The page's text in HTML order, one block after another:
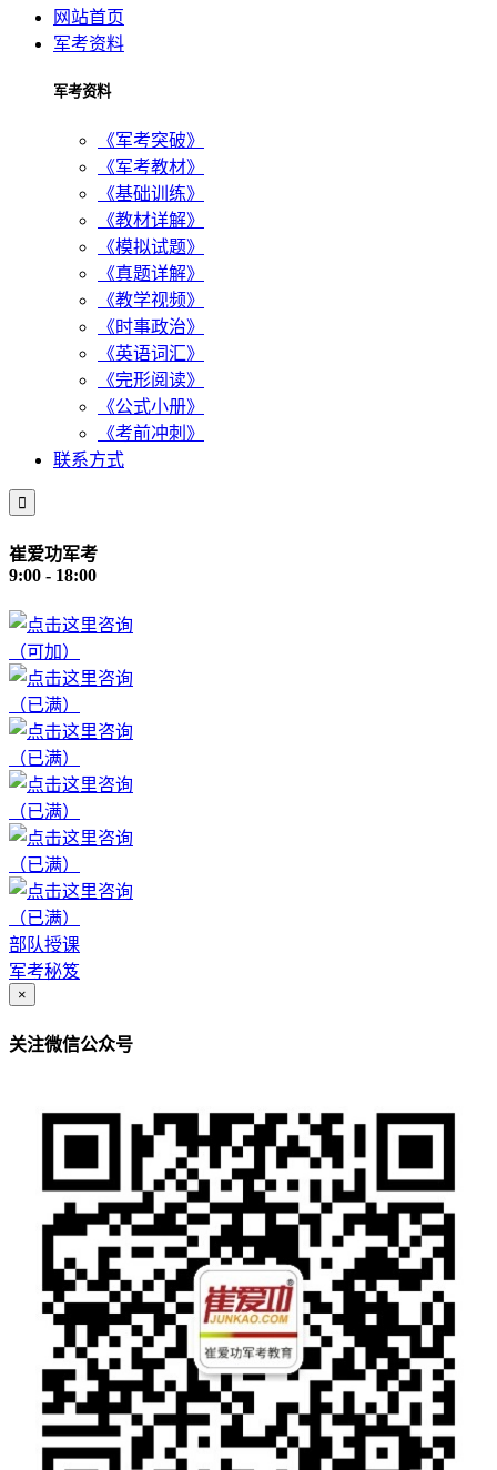
网站首页
军考资料
军考资料
《军考突破》
《军考教材》
《基础训练》
《教材详解》
《模拟试题》
《真题详解》
《教学视频》
《时事政治》
《英语词汇》
《完形阅读》
《公式小册》
《考前冲刺》
联系方式

崔爱功军考
9:00 - 18:00
（可加）
（已满）
（已满）
（已满）
（已满）
（已满）
部队授课
军考秘笈
×
关注微信公众号